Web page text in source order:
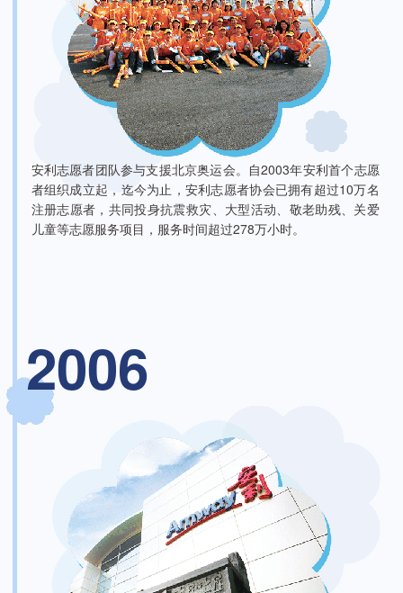
安利志愿者团队参与支援北京奥运会。自2003年安利首个志愿
者组织成立起，迄今为止，安利志愿者协会已拥有超过10万名
注册志愿者，共同投身抗震救灾、大型活动、敬老助残、关爱
儿童等志愿服务项目，服务时间超过278万小时。
2006